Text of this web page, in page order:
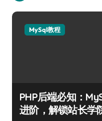
MySql教程
PHP后端必知：
进阶，解锁站长学